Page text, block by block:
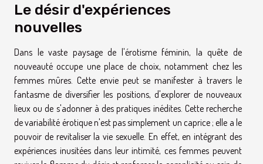
Le désir d'expériences
nouvelles
Dans le vaste paysage de l'érotisme féminin, la quête de
nouveauté occupe une place de choix, notamment chez les
femmes mûres. Cette envie peut se manifester à travers le
fantasme de diversifier les positions, d'explorer de nouveaux
lieux ou de s'adonner à des pratiques inédites. Cette recherche
de variabilité érotique n'est pas simplement un caprice ; elle a le
pouvoir de revitaliser la vie sexuelle. En effet, en intégrant des
expériences inusitées dans leur intimité, ces femmes peuvent